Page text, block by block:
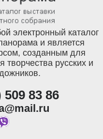
электронный каталог
и является
созданным для
творчества русских и
83 86